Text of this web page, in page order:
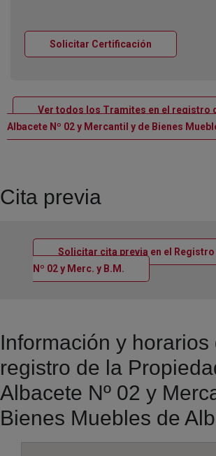
Solicitar Certificación
Ver todos los Tramites en el registro
Albacete Nº 02 y Mercantil y de Bienes
Cita previa
Solicitar cita previa en el
Nº 02 y Merc. y B.M. Ventana nueva
Información y horarios
registro de la
Albacete Nº 02 y
Bienes Muebles de